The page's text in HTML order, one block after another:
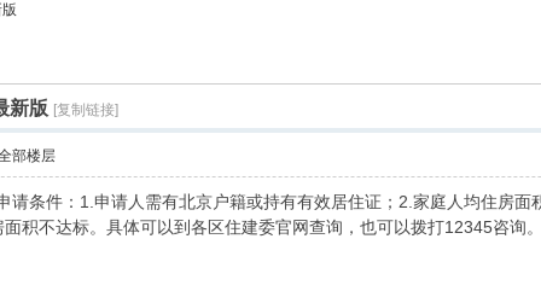
新版 [复制链接]
部楼层
请条件：1.申请人需有北京户籍或持有有效居住证；2.家庭人均住房
积不达标。具体可以到各区住建委官网查询，也可以拨打12345咨询